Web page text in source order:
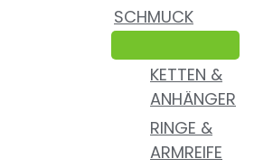
SCHMUCK
KETTEN &
ANHÄNGER
RINGE &
ARMREIFE